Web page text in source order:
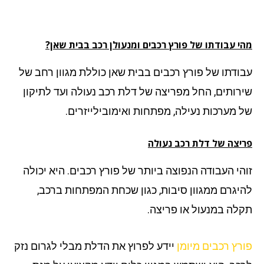
עבודתו של פורץ רכבים ומנעולן רכב בבית שאן?
של פורץ רכבים בבית שאן כוללת מגוון רחב של
החל מפריצה של דלת רכב נעולה ועד לתיקון
מערכות נעילה, מפתחות ואימובילייזרים.
של דלת רכב נעולה
העבודה הנפוצה ביותר של פורץ רכבים. היא יכולה
ממגוון סיבות, כגון שכחת המפתחות ברכב,
במנעול או פריצה.
רכבים מיומןיידע לפרוץ את הדלת מבלי לגרום נזק